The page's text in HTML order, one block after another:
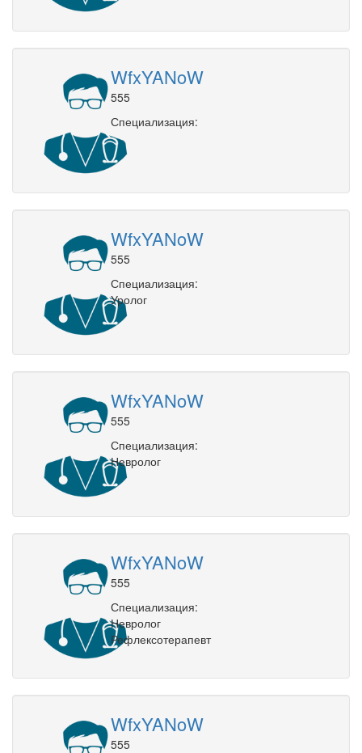
WfxYANoW
555
Специализация:
WfxYANoW
555
Специализация:
Уролог
WfxYANoW
555
Специализация:
Невролог
WfxYANoW
555
Специализация:
Невролог
Рефлексотерапевт
WfxYANoW
555